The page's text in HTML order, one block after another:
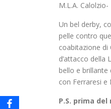
M.L.A.
Un bel derby,
pelle contro
coabitazione di
d’attacco della
bello e
con Ferraresi
P.S. prima